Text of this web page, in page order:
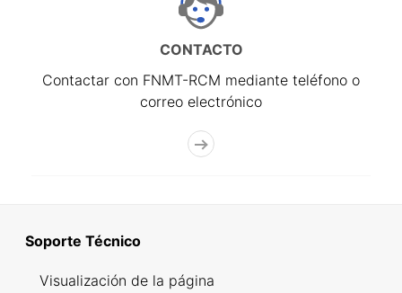
CONTACTO
Contactar con FNMT-RCM mediante teléfono o
correo electrónico
Soporte Técnico
Visualización de la página